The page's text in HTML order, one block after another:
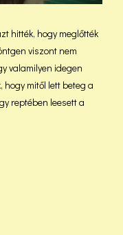
hitték, hogy meglőtték
viszont nem
valamilyen idegen
mitől lett beteg a
reptében leesett a